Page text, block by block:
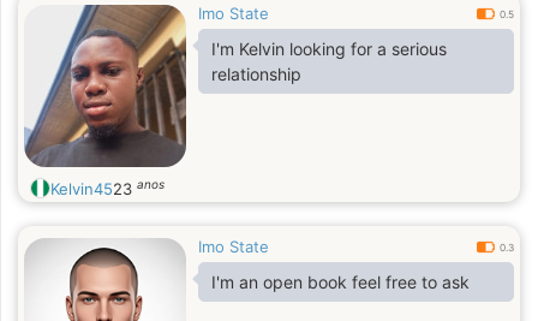
Imo State 0.5
I'm Kelvin looking for a serious
relationship
Kelvin4523 anos
Imo State 0.3
I'm an open book feel free to ask